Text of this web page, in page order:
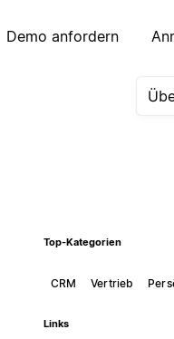
Demo anfordern
Top-Kategorien
CRM Vertrieb
Links